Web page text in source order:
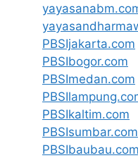
PBSIjakarta.com
PBSIbogor.com
PBSImedan.com
PBSIkaltim.com
PBSIsumbar.com
PBSIbaubau.com